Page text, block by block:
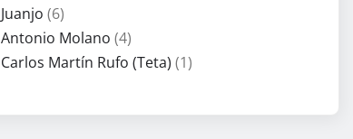
Juanjo (6)
Antonio Molano (4)
Carlos Martín Rufo (Teta) (1)